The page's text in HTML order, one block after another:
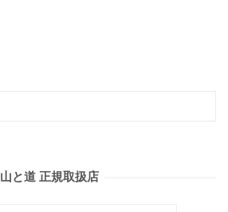
山と道 正規取扱店